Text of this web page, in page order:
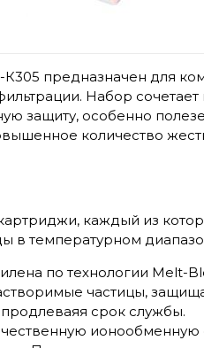
предназначен для
Набор
защиту, особенно
количество
каждый из
в температурном
по технологии Melt-
частицы,
срок службы.
ионообменную